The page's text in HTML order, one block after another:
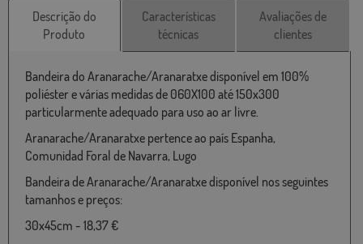
Descrição do
Produto
Características
técnicas
Avaliações de
clientes
Bandeira do Aranarache/Aranaratxe disponível em 100%
poliéster e várias medidas de 060X100 até 150x300
particularmente adequado para uso ao ar livre.
Aranarache/Aranaratxe pertence ao país Espanha,
Comunidad Foral de Navarra, Lugo
Bandeira de Aranarache/Aranaratxe disponível nos seguintes
tamanhos e preços:
30x45cm - 18,37 €